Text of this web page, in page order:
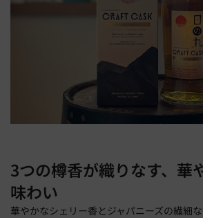
3つの樽香が織りなす、華
味わい
華やかなシェリー香とジャパニーズの繊細